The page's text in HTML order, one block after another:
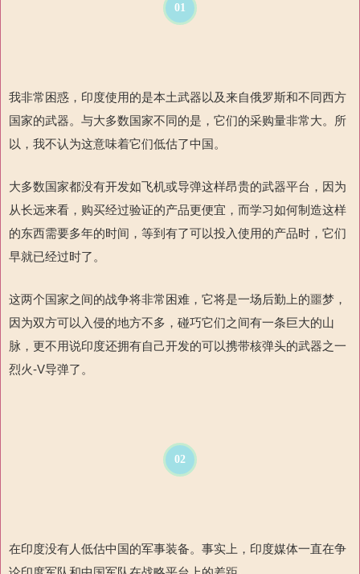
01
我非常困惑，印度使用的是本土武器以及来自俄罗斯和不同西方
国家的武器。与大多数国家不同的是，它们的采购量非常大。所
以，我不认为这意味着它们低估了中国。
大多数国家都没有开发如飞机或导弹这样昂贵的武器平台，因为
从长远来看，购买经过验证的产品更便宜，而学习如何制造这样
的东西需要多年的时间，等到有了可以投入使用的产品时，它们
早就已经过时了。
这两个国家之间的战争将非常困难，它将是一场后勤上的噩梦，
因为双方可以入侵的地方不多，碰巧它们之间有一条巨大的山
脉，更不用说印度还拥有自己开发的可以携带核弹头的武器之一
烈火-V导弹了。
02
在印度没有人低估中国的军事装备。事实上，印度媒体一直在争